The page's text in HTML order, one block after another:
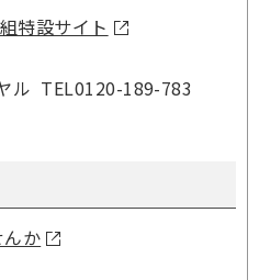
特設サイト
ル TEL0120-189-783
か